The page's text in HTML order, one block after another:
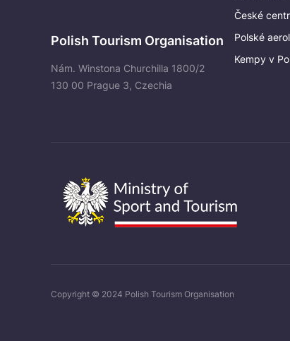
Polish Tourism Organisation
Nám. Winstona Churchilla 1800/2
130 00 Prague 3, Czechia
České
Polské
Kempy v
Copyright © 2024 Polish Tourism Organisation